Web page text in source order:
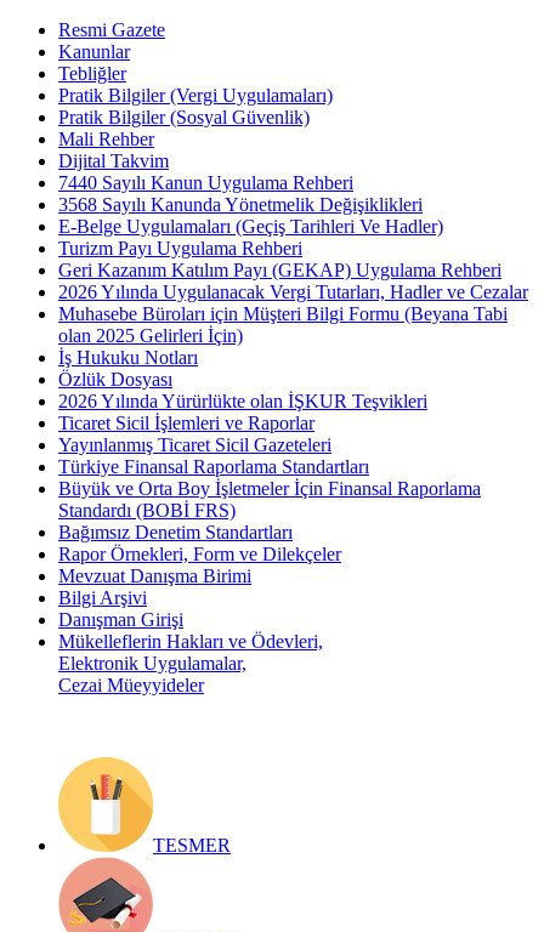
Resmi Gazete
Kanunlar
Tebliğler
Pratik Bilgiler (Vergi Uygulamaları)
Pratik Bilgiler (Sosyal Güvenlik)
Mali Rehber
Dijital Takvim
7440 Sayılı Kanun Uygulama Rehberi
3568 Sayılı Kanunda Yönetmelik Değişiklikleri
E-Belge Uygulamaları (Geçiş Tarihleri Ve Hadler)
Turizm Payı Uygulama Rehberi
Geri Kazanım Katılım Payı (GEKAP) Uygulama Rehberi
2026 Yılında Uygulanacak Vergi Tutarları, Hadler ve Cezalar
Muhasebe Büroları için Müşteri Bilgi Formu (Beyana Tabi
olan 2025 Gelirleri İçin)
İş Hukuku Notları
Özlük Dosyası
2026 Yılında Yürürlükte olan İŞKUR Teşvikleri
Ticaret Sicil İşlemleri ve Raporlar
Yayınlanmış Ticaret Sicil Gazeteleri
Türkiye Finansal Raporlama Standartları
Büyük ve Orta Boy İşletmeler İçin Finansal Raporlama
Standardı (BOBİ FRS)
Bağımsız Denetim Standartları
Rapor Örnekleri, Form ve Dilekçeler
Mevzuat Danışma Birimi
Bilgi Arşivi
Danışman Girişi
Mükelleflerin Hakları ve Ödevleri,
Elektronik Uygulamalar,
Cezai Müeyyideler
TESMER